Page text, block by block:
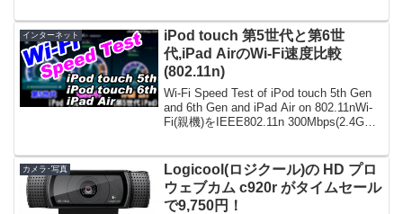
ル一眼にも、普通に動画撮影機能が付い
ている時代。クラウ...
インターネット
iPod touch 第5世代と第6世
代,iPad AirのWi-Fi速度比較
(802.11n)
Wi-Fi Speed Test of iPod touch 5th Gen
and 6th Gen and iPad Air on 802.11nWi-
Fi(親機)をIEEE802.11n 300Mbps(2.4GHz
カメラ･写真
Logicool(ロジクール)の HD プロ
ウェブカム c920r がタイムセール
で9,750円！